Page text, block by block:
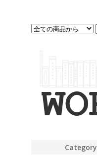
Category